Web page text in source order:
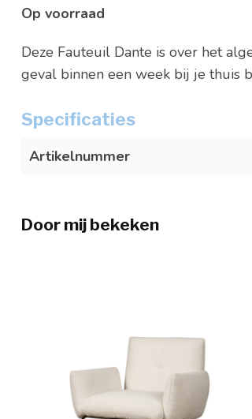
Op voorraad
Deze Fauteuil Dante is over het
geval binnen een week bij je thuis
Specificaties
Artikelnummer
Door mij bekeken